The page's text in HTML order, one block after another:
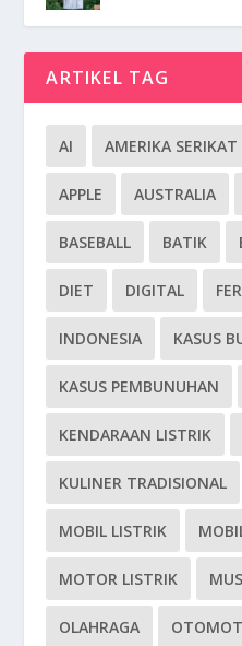
ARTIKEL TAG
AI AMERIKA SERIKAT
APPLE AUSTRALIA
BASEBALL BATIK
DIET DIGITAL
INDONESIA KASUS
KASUS PEMBUNUHAN
KENDARAAN LISTRIK
KULINER TRADISIONAL
MOBIL LISTRIK
MOTOR LISTRIK
OLAHRAGA